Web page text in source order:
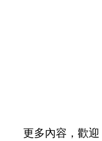
更多內容，歡迎